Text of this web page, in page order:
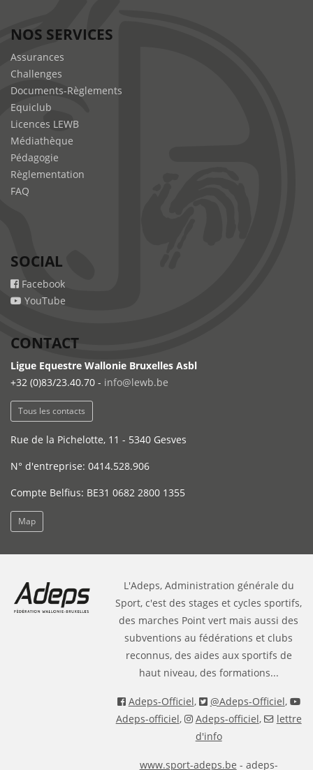
NOS SERVICES
Assurances
Challenges
Documents-Règlements
Equiclub
Licences LEWB
Médiathèque
Pédagogie
Règlementation
FAQ
SOCIAL
Facebook
YouTube
CONTACT
Ligue Equestre Wallonie Bruxelles Asbl
+32 (0)83/23.40.70 - info@lewb.be
Tous les contacts
Rue de la Pichelotte, 11 - 5340 Gesves
N° d'entreprise: 0414.528.906
Compte Belfius: BE31 0682 2800 1355
Map
L'Adeps, Administration générale du
Sport, c'est des stages et cycles sportifs,
des marches Point vert mais aussi des
subventions au fédérations et clubs
reconnus, des aides aux sportifs de
haut niveau, des formations...
Adeps-Officiel, @Adeps-Officiel,
Adeps-officiel, Adeps-officiel,
lettre
d'info
www.sport-adeps.be - adeps-